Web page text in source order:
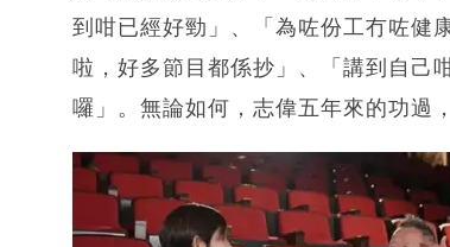
到咁已經好勁」、「為咗份工冇咗健
啦，好多節目都係抄」、「講到自己
囉」。無論如何，志偉五年來的功過